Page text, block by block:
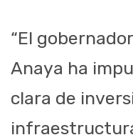
“El
Anaya ha
clara de